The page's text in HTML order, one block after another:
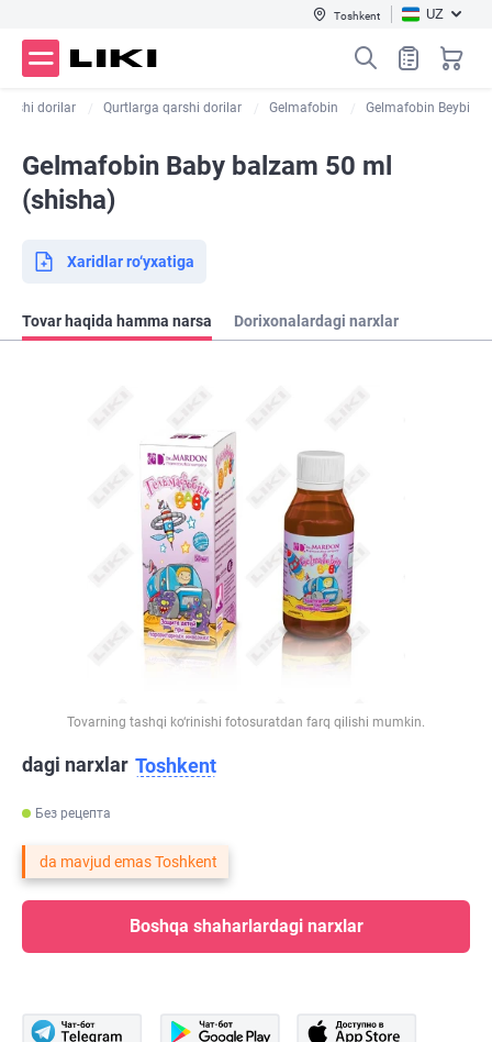
Toshkent UZ
dorilar Qurtlarga qarshi dorilar Gelmafobin Gelmafobin Beybi
Gelmafobin Baby balzam 50 ml
(shisha)
Xaridlar ro‘yxatiga
Tovar haqida hamma narsa Dorixonalardagi narxlar
Tovarning tashqi ko‘rinishi fotosuratdan farq qilishi mumkin.
dagi narxlar Toshkent
Без рецепта
da mavjud emas Toshkent
Boshqa shaharlardagi narxlar